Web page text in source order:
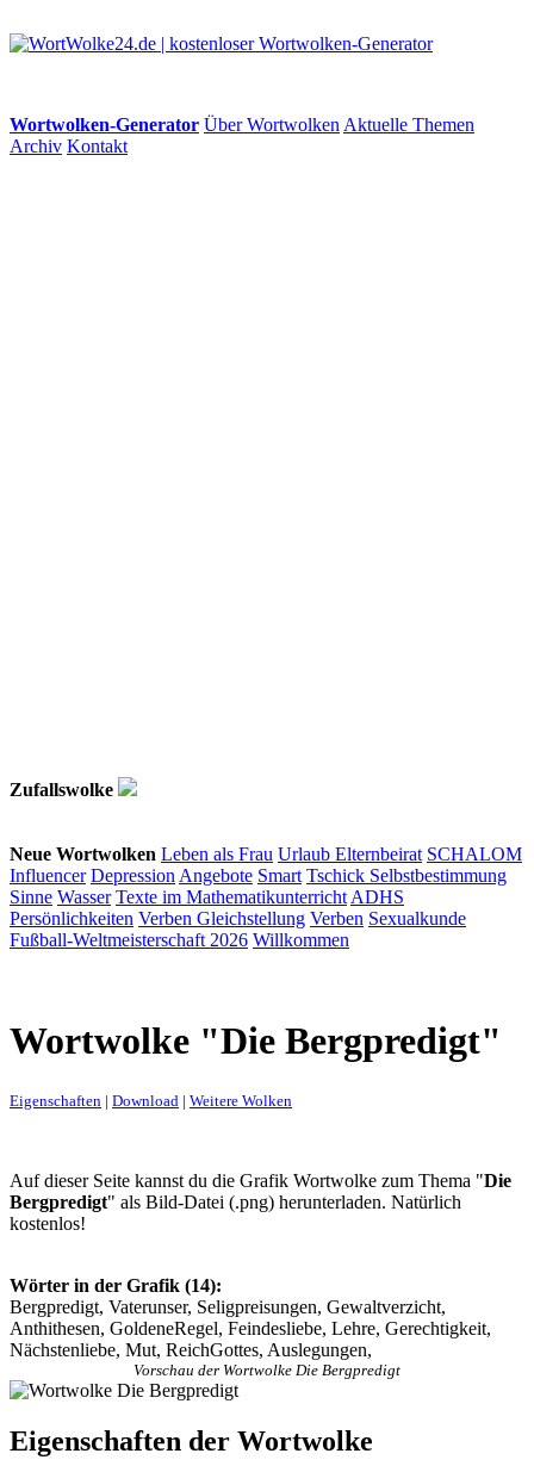
Wortwolken-Generator Über Wortwolken Aktuelle Themen
Archiv Kontakt
Zufallswolke
Neue Wortwolken Leben als Frau Urlaub Elternbeirat SCHALOM
Influencer Depression Angebote Smart Tschick Selbstbestimmung
Sinne Wasser Texte im Mathematikunterricht ADHS
Persönlichkeiten Verben Gleichstellung Verben Sexualkunde
Fußball-Weltmeisterschaft 2026 Willkommen
Wortwolke "Die Bergpredigt"
Eigenschaften | Download | Weitere Wolken
Auf dieser Seite kannst du die Grafik Wortwolke zum Thema "Die
Bergpredigt" als Bild-Datei (.png) herunterladen. Natürlich
kostenlos!
Wörter in der Grafik (14):
Bergpredigt, Vaterunser, Seligpreisungen, Gewaltverzicht,
Anthithesen, GoldeneRegel, Feindesliebe, Lehre, Gerechtigkeit,
Nächstenliebe, Mut, ReichGottes, Auslegungen,
Vorschau der Wortwolke Die Bergpredigt
Eigenschaften der Wortwolke